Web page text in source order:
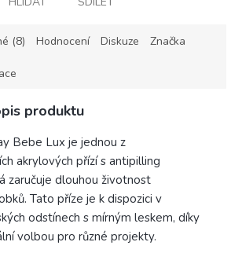
(8) Hodnocení Diskuze Značka
produktu
Bebe Lux je jednou z
akrylových přízí s antipilling
zaručuje dlouhou životnost
Tato příze je k dispozici v
odstínech s mírným leskem, díky
volbou pro různé projekty.